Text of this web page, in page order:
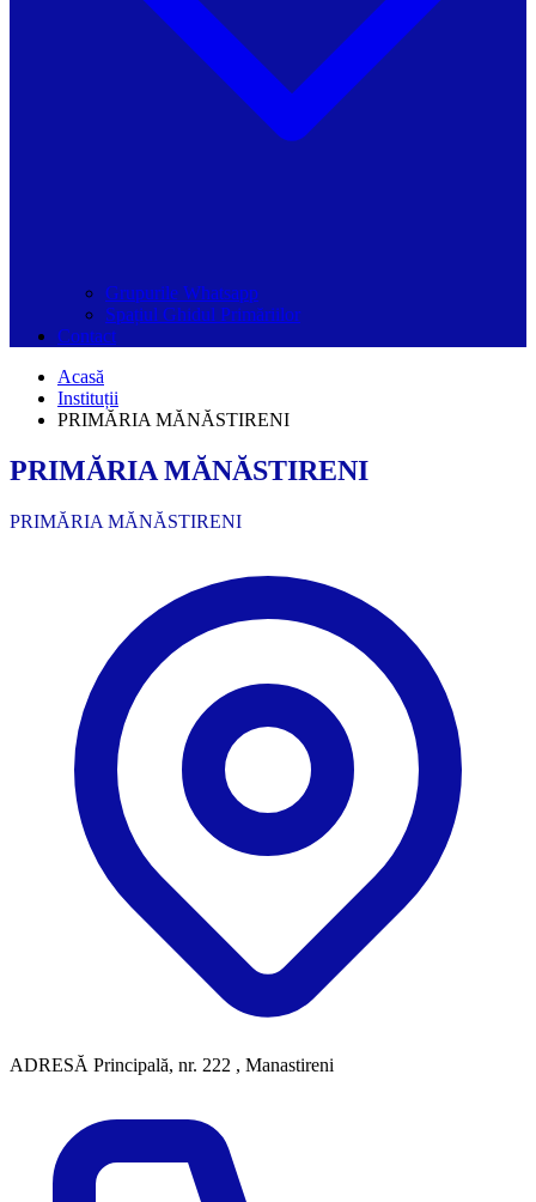
Grupurile Whatsapp
Spațiul Ghidul Primăriilor
Contact
Acasă
Instituții
PRIMĂRIA MĂNĂSTIRENI
PRIMĂRIA MĂNĂSTIRENI
PRIMĂRIA MĂNĂSTIRENI
ADRESĂ Principală, nr. 222 , Manastireni